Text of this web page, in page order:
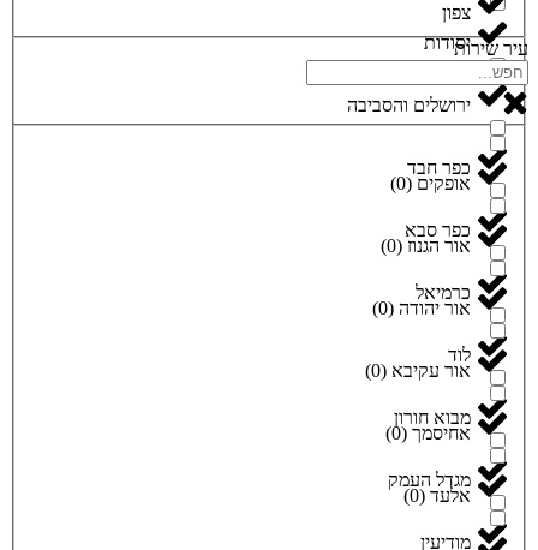
יסודות
ירושלים והסביבה
כפר חבד
כפר סבא
כרמיאל
לוד
מבוא חורון
מגדל העמק
מודיעין
צפון
עיר שירות
אופקים (
0
)
אור הגנוז (
0
)
אור יהודה (
0
)
אור עקיבא (
0
)
אחיסמך (
0
)
אלעד (
0
)